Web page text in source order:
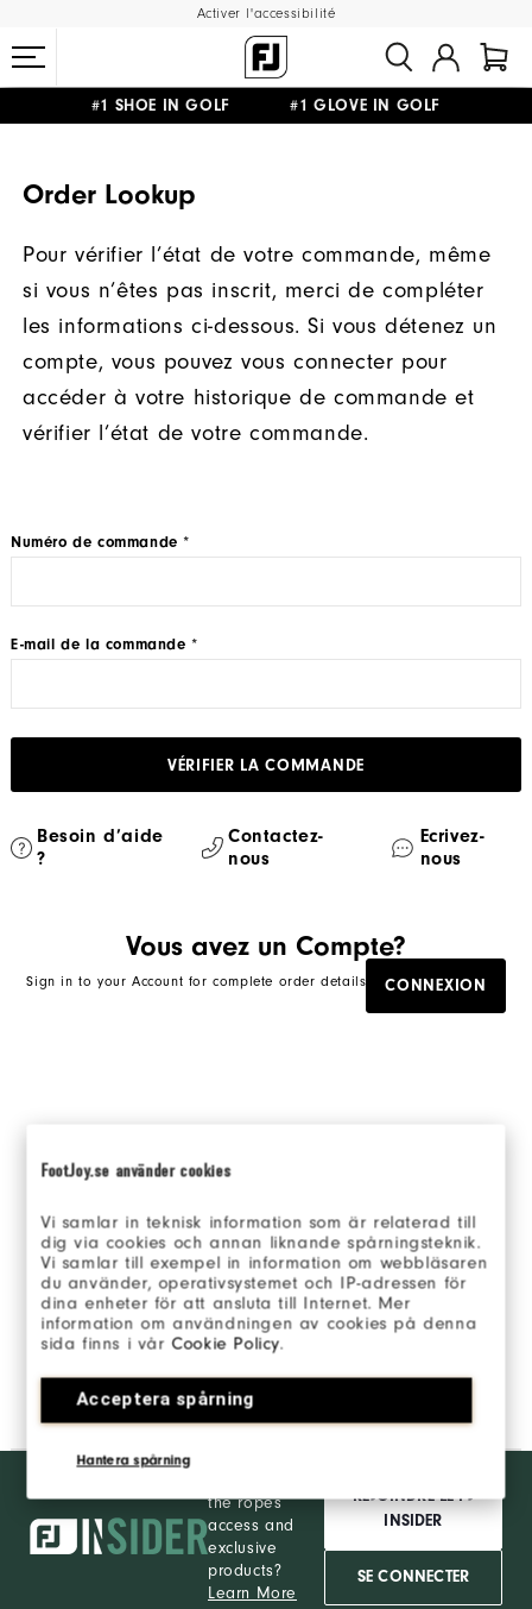
FootJoy.se använder cookies
Vi samlar in teknisk information som är relaterad till
dig via cookies och annan liknande spårningsteknik.
Vi samlar till exempel in information om webbläsaren
du använder, operativsystemet och IP-adressen för
dina enheter för att ansluta till Internet. Mer
information om användningen av cookies på denna
sida finns i vårCookie Policy.
Acceptera spårning
Hantera spårning
Activer l'accessibilité
#1 SHOE IN GOLF #1 GLOVE IN GOLF
Order Lookup
Pour vérifier l’état de votre commande, même
si vous n’êtes pas inscrit, merci de compléter
les informations ci-dessous. Si vous détenez un
compte, vous pouvez vous connecter pour
accéder à votre historique de commande et
vérifier l’état de votre commande.
Numéro de commande
E-mail de la commande
VÉRIFIER LA COMMANDE
Besoin d’aide
?
Contactez-
nous
Ecrivez-
nous
Vous avez un Compte?
Sign in to your Account for complete order details CONNEXION
the ropes
access and
exclusive
products?
Learn More
REJOINDRE LE FJ
INSIDER
SE CONNECTER